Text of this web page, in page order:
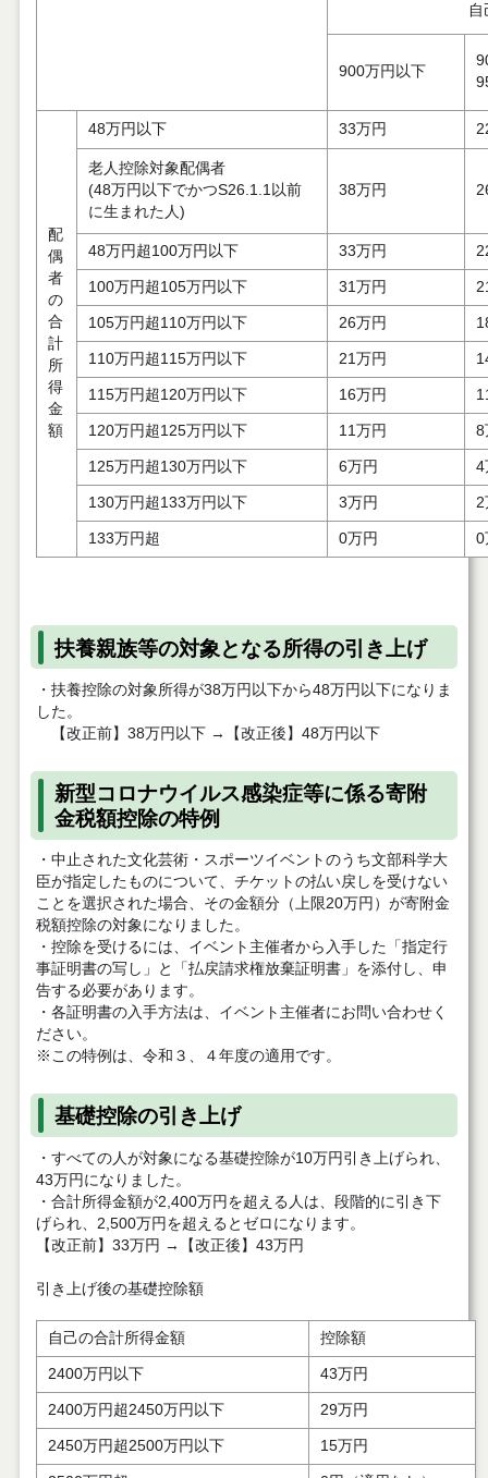
900万円以下
配
偶
者
の
合
計
所
得
金
額
48万円以下 33万円
老人控除対象配偶者
(48万円以下でかつS26.1.1以前
に生まれた人)
38万円
48万円超100万円以下 33万円
100万円超105万円以下 31万円
105万円超110万円以下 26万円
110万円超115万円以下 21万円
115万円超120万円以下 16万円
120万円超125万円以下 11万円 8
125万円超130万円以下 6万円 4
130万円超133万円以下 3万円 2
133万円超 0万円 0
扶養親族等の対象となる所得の引き上げ
・扶養控除の対象所得が38万円以下から48万円以下になりま
した。
【改正前】38万円以下 →【改正後】48万円以下
新型コロナウイルス感染症等に係る寄附
金税額控除の特例
・中止された文化芸術・スポーツイベントのうち文部科学大
臣が指定したものについて、チケットの払い戻しを受けない
ことを選択された場合、その金額分（上限20万円）が寄附金
税額控除の対象になりました。
・控除を受けるには、イベント主催者から入手した「指定行
事証明書の写し」と「払戻請求権放棄証明書」を添付し、申
告する必要があります。
・各証明書の入手方法は、イベント主催者にお問い合わせく
ださい。
※この特例は、令和３、４年度の適用です。
基礎控除の引き上げ
・すべての人が対象になる基礎控除が10万円引き上げられ、
43万円になりました。
・合計所得金額が2,400万円を超える人は、段階的に引き下
げられ、2,500万円を超えるとゼロになります。
【改正前】33万円 →【改正後】43万円
引き上げ後の基礎控除額
自己の合計所得金額 控除額
2400万円以下 43万円
2400万円超2450万円以下 29万円
2450万円超2500万円以下 15万円